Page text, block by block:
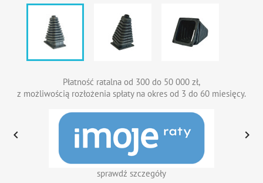
Płatność ratalna od 300 do 50 000 zł,
z możliwością rozłożenia spłaty na okres od 3 do 60 miesięcy.
sprawdź szczegóły
 